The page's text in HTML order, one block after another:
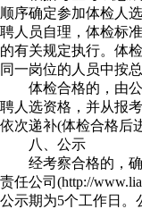
顺序确定参加体检人
聘人员自理，体检标
的有关规定执行。体
同一岗位的人员中按
体检合格的，由公
聘人选资格，并从报
依次递补(体检合格后
八、公示
经考察合格的，确
责任公司(http://
公示期为5个工作日。